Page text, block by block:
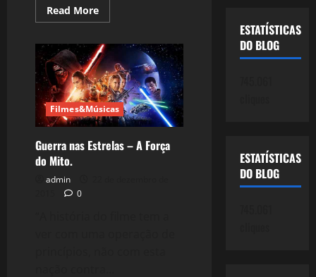
Read MoreRead
more
O
Novo
Sempre
Vem,
É
a
nossa
Esperança.
Filmes&Músicas
Guerra nas Estrelas – A Força
do Mito.
admin
0
ESTATÍSTICAS
DO BLOG
ESTATÍSTICAS
DO BLOG